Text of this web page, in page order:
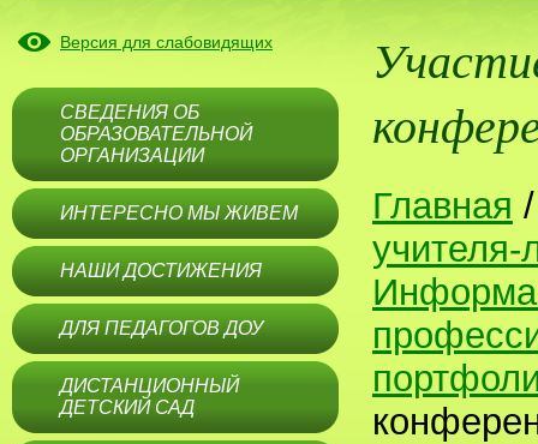
Версия для слабовидящих
СВЕДЕНИЯ ОБ
ОБРАЗОВАТЕЛЬНОЙ
ОРГАНИЗАЦИИ
ИНТЕРЕСНО МЫ ЖИВЕМ
НАШИ ДОСТИЖЕНИЯ
ДЛЯ ПЕДАГОГОВ ДОУ
ДИСТАНЦИОННЫЙ
ДЕТСКИЙ САД
Главная